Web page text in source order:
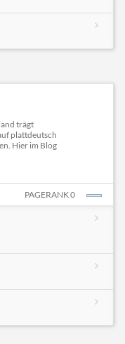
trägt
plattdeutsch
Hier im Blog
PAGERANK 0